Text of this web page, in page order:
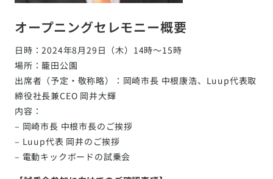
オープニングセレモニー概要
日時：2024年8月29日（木）14時〜15時
場所：籠田公園
出席者（予定・敬称略）：岡崎市長 中根康浩、Luup代表取
締役社長兼CEO 岡井大輝
内容：
– 岡崎市長 中根市長のご挨拶
– Luup代表 岡井のご挨拶
– 電動キックボードの試乗会